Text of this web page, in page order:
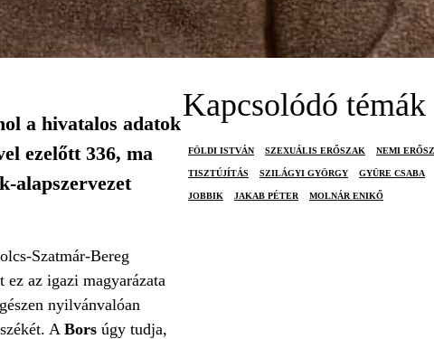
a hivatalos adatok
ezelőtt 336, ma
alapszervezet
Szatmár-Bereg
az igazi magyarázata
nyilvánvalóan
A Bors úgy tudja,
Kapcsolódó témák
FÖLDI ISTVÁN SZEXUÁLIS ERŐSZAK NEMI
TISZTÚJÍTÁS SZILÁGYI GYÖRGY GYÜRE CSABA
JOBBIK JAKAB PÉTER MOLNÁR ENIKŐ